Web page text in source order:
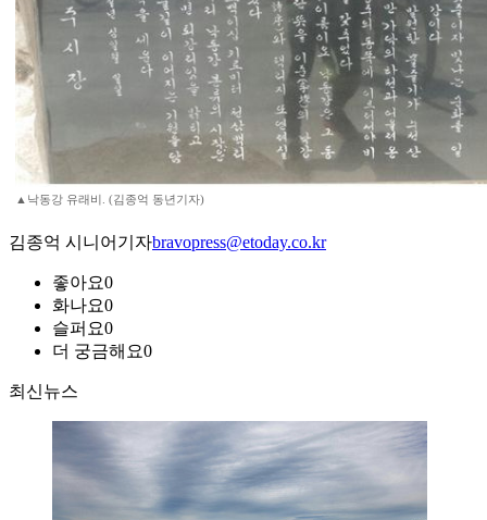
▲낙동강 유래비. (김종억 동년기자)
김종억 시니어기자bravopress@etoday.co.kr
좋아요0
화나요0
슬퍼요0
더 궁금해요0
최신뉴스